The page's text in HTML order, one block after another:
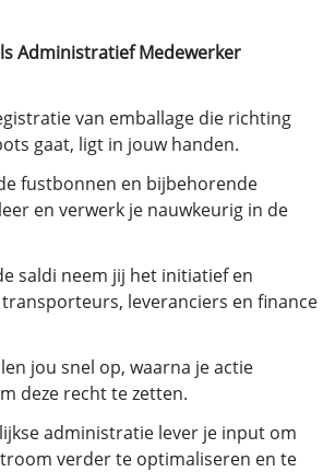
Administratief Medewerker
van emballage die richting
gaat, ligt in jouw handen.
fustbonnen en bijbehorende
en verwerk je nauwkeurig in de
saldi neem jij het initiatief en
leveranciers en finance
jou snel op, waarna je actie
deze recht te zetten.
administratie lever je input om
verder te optimaliseren en te